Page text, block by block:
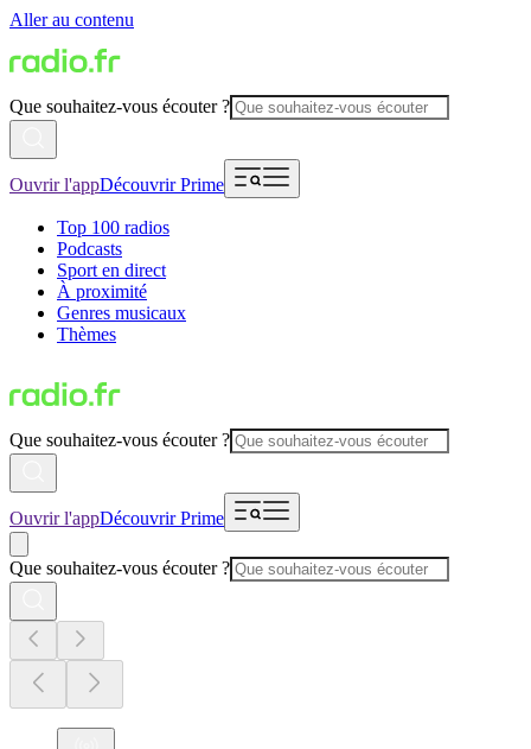
Aller au contenu
Que souhaitez-vous écouter ?
Ouvrir l'appDécouvrir Prime
Top 100 radios
Podcasts
Sport en direct
À proximité
Genres musicaux
Thèmes
Que souhaitez-vous écouter ?
Ouvrir l'appDécouvrir Prime
Que souhaitez-vous écouter ?